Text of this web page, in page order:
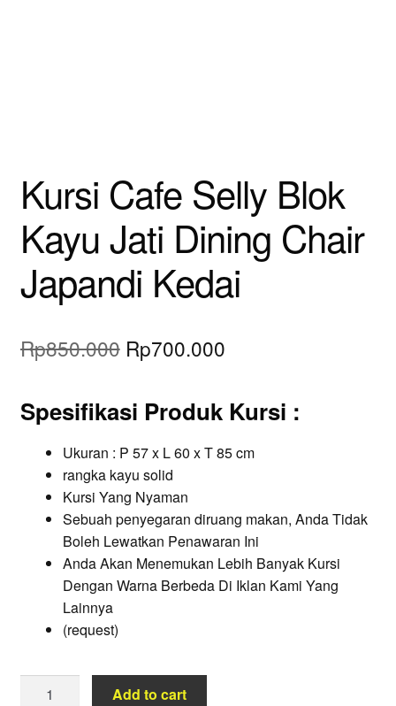
Kursi Cafe Selly Blok
Kayu Jati Dining Chair
Japandi Kedai
Rp850.000 Original
was:
Rp850.000.
Rp700.000Current
is:
Rp700.000.
Spesifikasi Produk Kursi :
Ukuran : P 57 x L 60 x T 85 cm
rangka kayu solid
Kursi Yang Nyaman
Sebuah penyegaran diruang makan, Anda Tidak
Boleh Lewatkan Penawaran Ini
Anda Akan Menemukan Lebih Banyak Kursi
Dengan Warna Berbeda Di Iklan Kami Yang
Lainnya
(request)
Add to cart